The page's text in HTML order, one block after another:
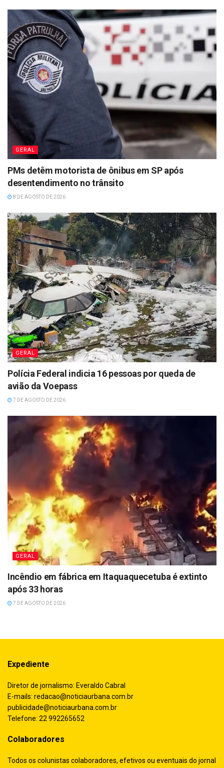
GERAL
PMs detêm motorista de ônibus em SP após
desentendimento no trânsito
8 DE AGOSTO DE 2026
GERAL
Polícia Federal indicia 16 pessoas por queda de
avião da Voepass
7 DE AGOSTO DE 2026
GERAL
Incêndio em fábrica em Itaquaquecetuba é extinto
após 33 horas
7 DE AGOSTO DE 2026
Expediente
Diretor de jornalismo: Everaldo Cabral
E-mails: redacao@noticiaurbana.com.br
publicidade@noticiaurbana.com.br
Telefone: 22 992265652
Colaboradores
Todos os colunistas colaboradores, efetivos ou eventuais do jornal